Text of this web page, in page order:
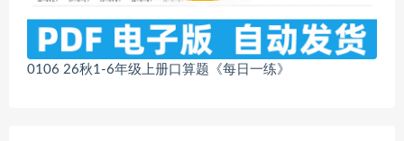
0106 26秋1-6年级上册口算题《每日一练》